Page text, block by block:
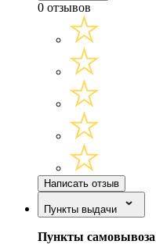
0 отзывов
Написать отзыв
Пункты выдачи
Пункты самовывоза